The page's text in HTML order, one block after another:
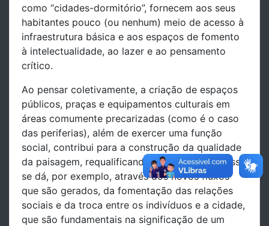
como “cidades-dormitório”, fornecem aos seus
habitantes pouco (ou nenhum) meio de acesso à
infraestrutura básica e aos espaços de fomento
à intelectualidade, ao lazer e ao pensamento
crítico.
Ao pensar coletivamente, a criação de espaços
públicos, praças e equipamentos culturais em
áreas comumente precarizadas (como é o caso
das periferias), além de exercer uma função
social, contribui para a construção da qualidade
da paisagem, requalificando sua urbanidade. Isso
se dá, por exemplo, através dos novos fluxos
que são gerados, da fomentação das relações
sociais e da troca entre os indivíduos e a cidade,
que são fundamentais na significação de um